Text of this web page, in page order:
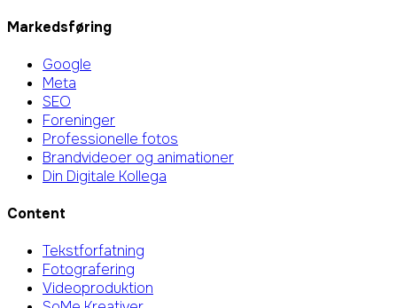
Markedsføring
Google
Meta
SEO
Foreninger
Professionelle fotos
Brandvideoer og animationer
Din Digitale Kollega
Content
Tekstforfatning
Fotografering
Videoproduktion